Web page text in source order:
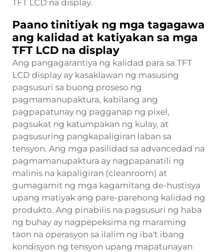
TFT LCD na display.
Paano tinitiyak ng mga tagagawa
ang kalidad at katiyakan sa mga
TFT LCD na display
Ang pangagarantiya ng kalidad para sa TFT
LCD display ay kasaklawan ng masusing
pagsusuri sa buong proseso ng
pagmamanupaktura, kabilang ang
pagpapatunay ng pagganap ng pixel,
pagsukat ng katumpakan ng kulay, at
pagsusuring pangkapaligiran laban sa
tensyon. Ang mga pasilidad sa advancedad na
pagmamanupaktura ay nagpapanatili ng
malinis na kapaligiran (cleanroom) at
gumagamit ng mga kagamitang de-hustisya
upang matiyak ang pare-parehong kalidad ng
produkto. Ang pinabilis na pagsusuri ng haba
ng buhay ay nagpepeksima ng maraming
taon na operasyon sa ilalim ng iba't ibang
kondisyon ng tensyon upang mapatunayan